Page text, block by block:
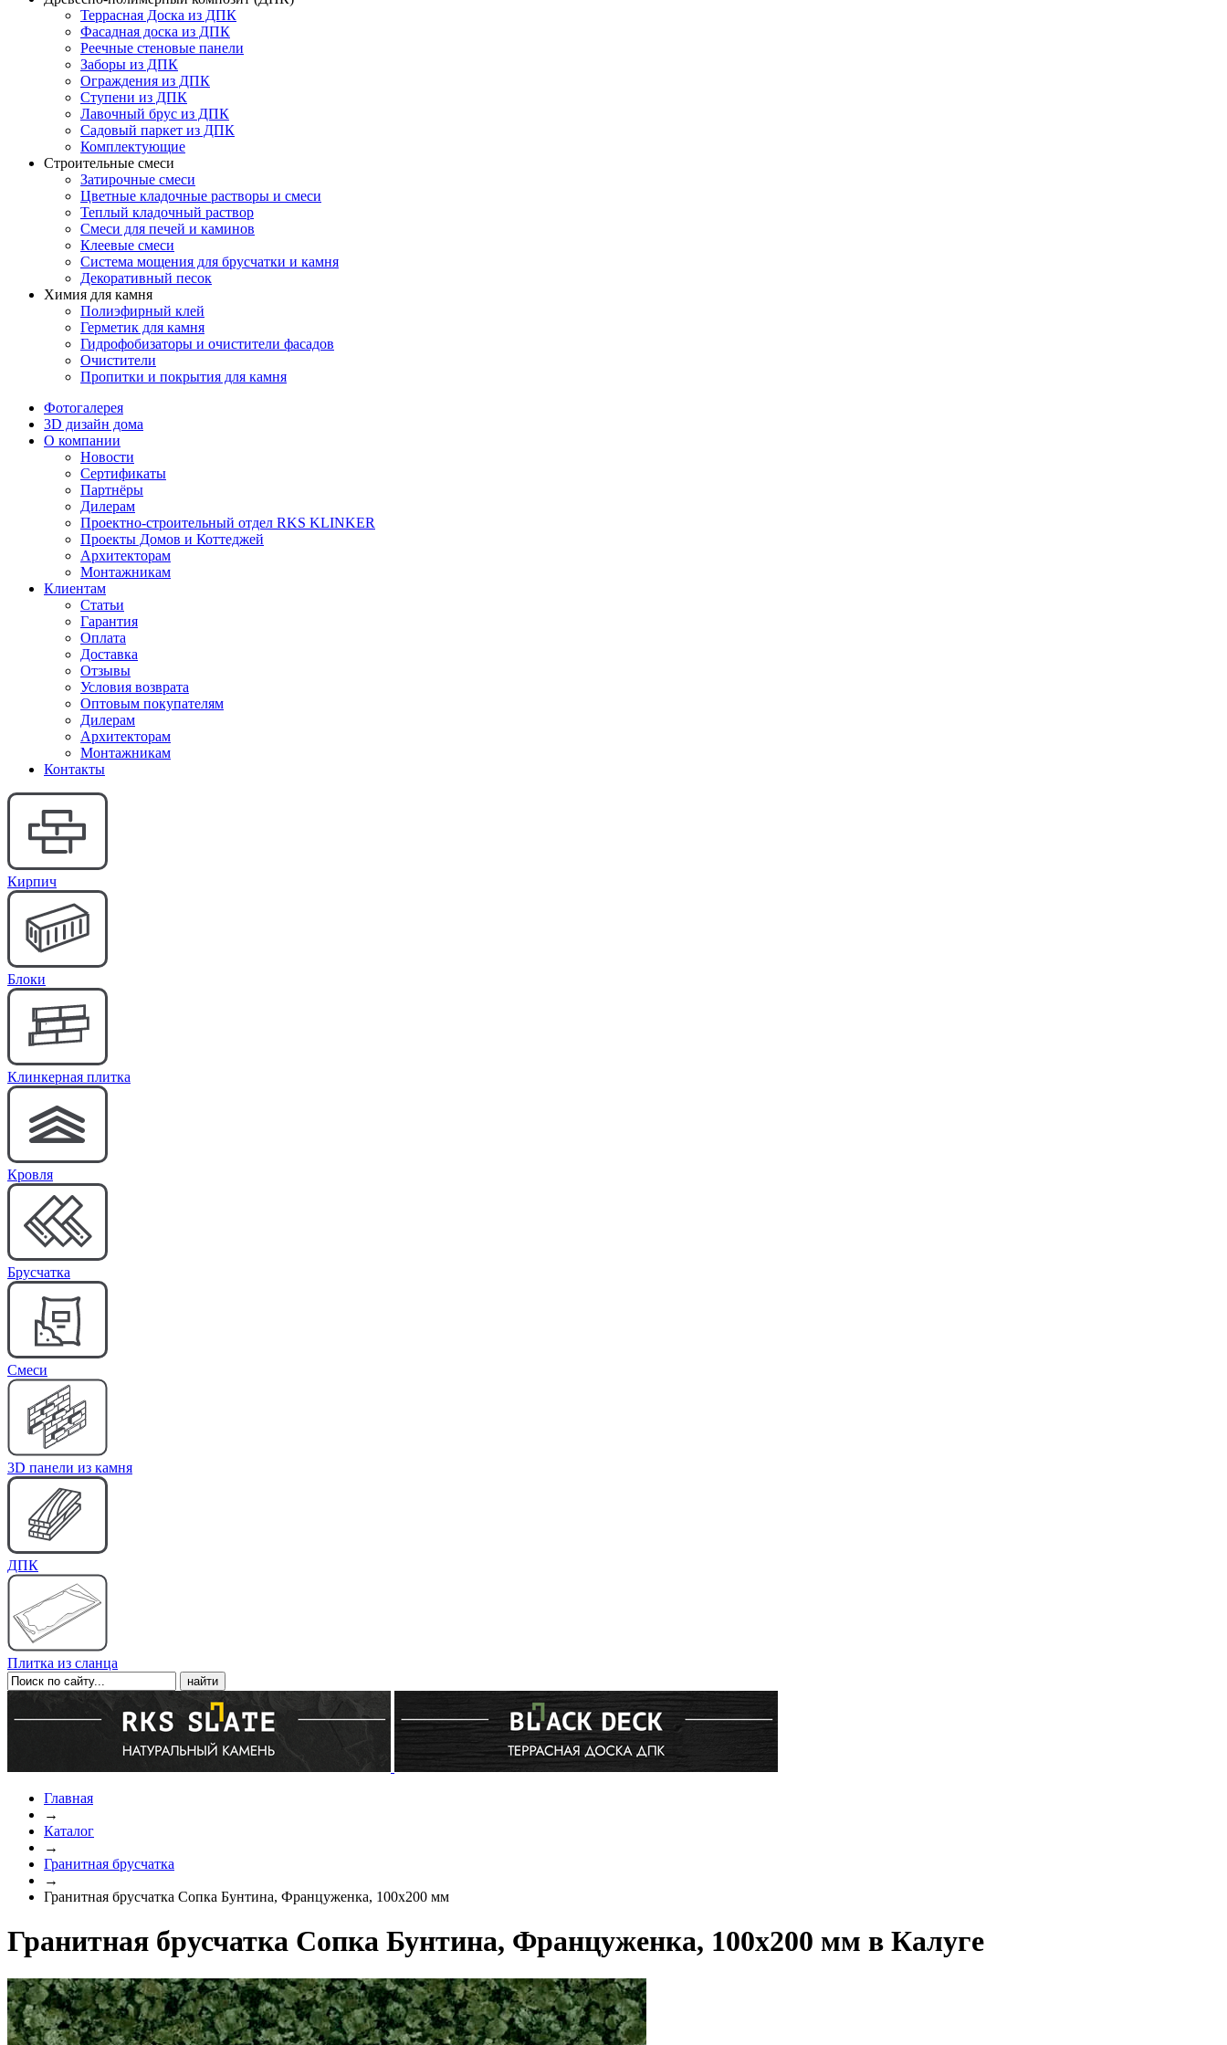
Террасная Доска из ДПК
Фасадная доска из ДПК
Реечные стеновые панели
Заборы из ДПК
Ограждения из ДПК
Ступени из ДПК
Лавочный брус из ДПК
Садовый паркет из ДПК
Комплектующие
Строительные смеси
Затирочные смеси
Цветные кладочные растворы и смеси
Теплый кладочный раствор
Смеси для печей и каминов
Клеевые смеси
Система мощения для брусчатки и камня
Декоративный песок
Химия для камня
Полиэфирный клей
Герметик для камня
Гидрофобизаторы и очистители фасадов
Очистители
Пропитки и покрытия для камня
Фотогалерея
3D дизайн дома
О компании
Новости
Сертификаты
Партнёры
Дилерам
Проектно-строительный отдел RKS KLINKER
Проекты Домов и Коттеджей
Архитекторам
Монтажникам
Клиентам
Статьи
Гарантия
Оплата
Доставка
Отзывы
Условия возврата
Оптовым покупателям
Дилерам
Архитекторам
Монтажникам
Контакты
Кирпич
Блоки
Клинкерная плитка
Кровля
Брусчатка
Cмеси
3D панели из камня
ДПК
Плитка из сланца
Главная
→
Каталог
→
Гранитная брусчатка
→
Гранитная брусчатка Сопка Бунтина, Француженка, 100x200 мм
Гранитная брусчатка Сопка Бунтина, Француженка, 100x200 мм в Калуге